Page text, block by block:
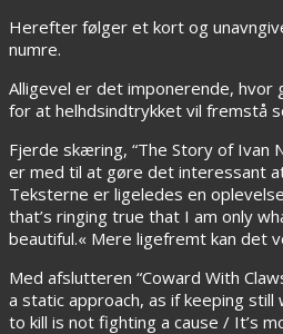
Herefter følger et kort og
numre.
Alligevel er det imponerende,
for at helhdsindtrykket vil fremstå
Fjerde skæring, “The Story of Ivan
er med til at gøre det interessant
Teksterne er ligeledes en
that’s ringing true that I am only
beautiful.« Mere ligefremt kan det
Med afslutteren “Coward With
a static approach, as if keeping
to kill is not fighting a cause / It’s